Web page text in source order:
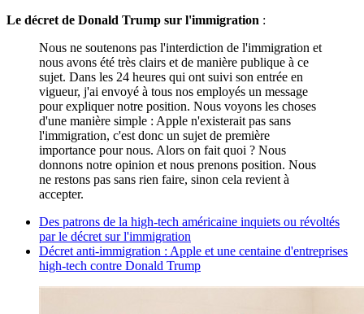
Le décret de Donald Trump sur l'immigration :
Nous ne soutenons pas l'interdiction de l'immigration et
nous avons été très clairs et de manière publique à ce
sujet. Dans les 24 heures qui ont suivi son entrée en
vigueur, j'ai envoyé à tous nos employés un message
pour expliquer notre position. Nous voyons les choses
d'une manière simple : Apple n'existerait pas sans
l'immigration, c'est donc un sujet de première
importance pour nous. Alors on fait quoi ? Nous
donnons notre opinion et nous prenons position. Nous
ne restons pas sans rien faire, sinon cela revient à
accepter.
Des patrons de la high-tech américaine inquiets ou révoltés
par le décret sur l'immigration
Décret anti-immigration : Apple et une centaine d'entreprises
high-tech contre Donald Trump